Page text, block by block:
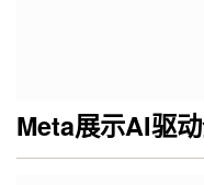
Meta展示AI驱